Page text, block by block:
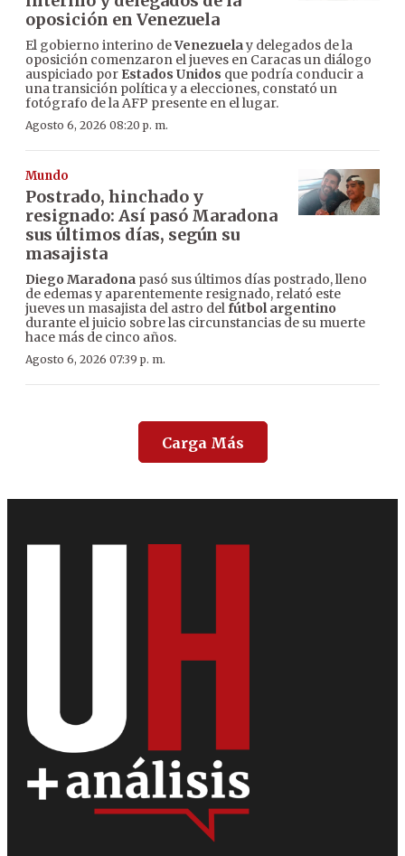
oposición en Venezuela
El gobierno interino deVenezuelay delegados de la
oposición comenzaron el jueves en Caracas un diálogo
auspiciado por Estados Unidos que podría conducir a
una transición política y a elecciones, constató un
fotógrafo de la AFP presente en el lugar.
Agosto 6, 2026 08:20 p. m.
Mundo
Postrado, hinchado y
resignado: Así pasó Maradona
sus últimos días, según su
masajista
Diego Maradona pasó sus últimos días postrado, lleno
de edemas y aparentemente resignado, relató este
jueves un masajista del astro delfútbol argentino
durante el juicio sobre las circunstancias de su muerte
hace más de cinco años.
Agosto 6, 2026 07:39 p. m.
Carga Más